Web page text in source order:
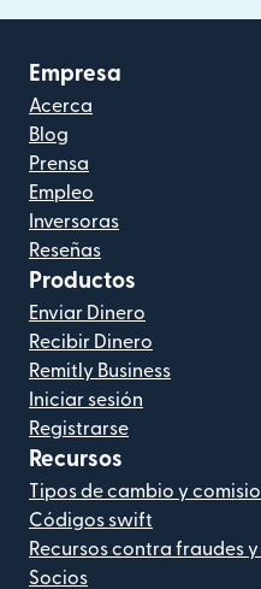
Empresa
Acerca
Blog
Prensa
Empleo
Inversoras
Reseñas
Productos
Enviar Dinero
Recibir Dinero
Remitly Business
Iniciar sesión
Registrarse
Recursos
Tipos de cambio y
Códigos swift
Recursos contra fraudes
Socios